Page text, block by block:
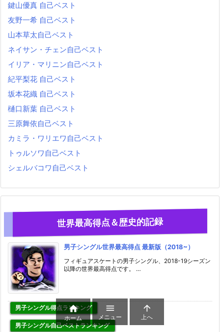
鍵山優真 自己ベスト
友野一希 自己ベスト
山本草太自己ベスト
ネイサン・チェン自己ベスト
イリア・マリニン自己ベスト
紀平梨花 自己ベスト
坂本花織 自己ベスト
樋口新葉 自己ベスト
三原舞依自己ベスト
カミラ・ワリエワ自己ベスト
トゥルソワ自己ベスト
シェルバコワ自己ベスト
世界最高得点＆歴史的記録
男子シングル世界最高得点 最新版（2018~）
フィギュアスケートの男子シングル、2018-19シーズン
以降の世界最高得点です。 …
男子シングル得点ランキング
男子シングル自己ベストランキング

ホーム

メニュー

上へ